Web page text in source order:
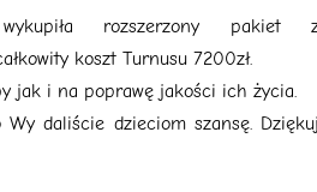
rozszerzony pakiet
koszt Turnusu 7200zł.
jak i na poprawę jakości ich życia.
daliście dzieciom szansę.